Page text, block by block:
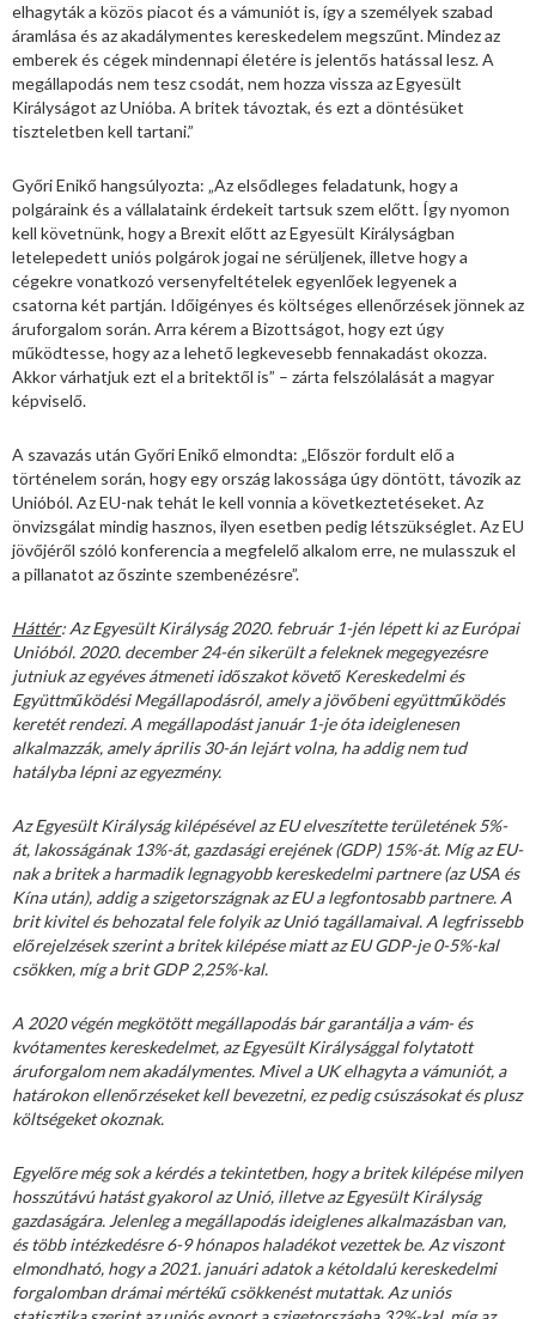
elhagyták a közös piacot és a vámuniót is, így a személyek szabad
áramlása és az akadálymentes kereskedelem megszűnt. Mindez az
emberek és cégek mindennapi életére is jelentős hatással lesz. A
megállapodás nem tesz csodát, nem hozza vissza az Egyesült
Királyságot az Unióba. A britek távoztak, és ezt a döntésüket
tiszteletben kell tartani.”
Győri Enikő hangsúlyozta: „Az elsődleges feladatunk, hogy a
polgáraink és a vállalataink érdekeit tartsuk szem előtt. Így nyomon
kell követnünk, hogy a Brexit előtt az Egyesült Királyságban
letelepedett uniós polgárok jogai ne sérüljenek, illetve hogy a
cégekre vonatkozó versenyfeltételek egyenlőek legyenek a
csatorna két partján. Időigényes és költséges ellenőrzések jönnek az
áruforgalom során. Arra kérem a Bizottságot, hogy ezt úgy
működtesse, hogy az a lehető legkevesebb fennakadást okozza.
Akkor várhatjuk ezt el a britektől is” – zárta felszólalását a magyar
képviselő.
A szavazás után Győri Enikő elmondta: „Először fordult elő a
történelem során, hogy egy ország lakossága úgy döntött, távozik az
Unióból. Az EU-nak tehát le kell vonnia a következtetéseket. Az
önvizsgálat mindig hasznos, ilyen esetben pedig létszükséglet. Az EU
jövőjéről szóló konferencia a megfelelő alkalom erre, ne mulasszuk el
a pillanatot az őszinte szembenézésre”.
Háttér: Az Egyesült Királyság 2020. február 1-jén lépett ki az Európai
Unióból. 2020. december 24-én sikerült a feleknek megegyezésre
jutniuk az egyéves átmeneti időszakot követő Kereskedelmi és
Együttműködési Megállapodásról, amely a jövőbeni együttműködés
keretét rendezi. A megállapodást január 1-je óta ideiglenesen
alkalmazzák, amely április 30-án lejárt volna, ha addig nem tud
hatályba lépni az egyezmény.
Az Egyesült Királyság kilépésével az EU elveszítette területének 5%-
át, lakosságának 13%-át, gazdasági erejének (GDP) 15%-át. Míg az EU-
nak a britek a harmadik legnagyobb kereskedelmi partnere (az USA és
Kína után), addig a szigetországnak az EU a legfontosabb partnere. A
brit kivitel és behozatal fele folyik az Unió tagállamaival. A legfrissebb
előrejelzések szerint a britek kilépése miatt az EU GDP-je 0-5%-kal
csökken, míg a brit GDP 2,25%-kal.
A 2020 végén megkötött megállapodás bár garantálja a vám- és
kvótamentes kereskedelmet, az Egyesült Királysággal folytatott
áruforgalom nem akadálymentes. Mivel a UK elhagyta a vámuniót, a
határokon ellenőrzéseket kell bevezetni, ez pedig csúszásokat és plusz
költségeket okoznak.
Egyelőre még sok a kérdés a tekintetben, hogy a britek kilépése milyen
hosszútávú hatást gyakorol az Unió, illetve az Egyesült Királyság
gazdaságára. Jelenleg a megállapodás ideiglenes alkalmazásban van,
és több intézkedésre 6-9 hónapos haladékot vezettek be. Az viszont
elmondható, hogy a 2021. januári adatok a kétoldalú kereskedelmi
forgalomban drámai mértékű csökkenést mutattak. Az uniós